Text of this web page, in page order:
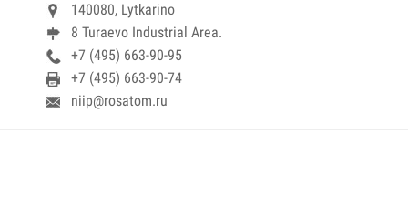
140080, Lytkarino
8 Turaevo Industrial Area.
+7 (495) 663-90-95
+7 (495) 663-90-74
niip@rosatom.ru